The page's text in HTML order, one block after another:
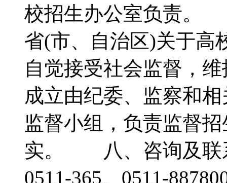
校招生办公室负责。
省(市、自治区)关于高
自觉接受社会监督，
成立由纪委、监察和
监督小组，负责监督
实。 八、咨询及联
0511-365、0511-